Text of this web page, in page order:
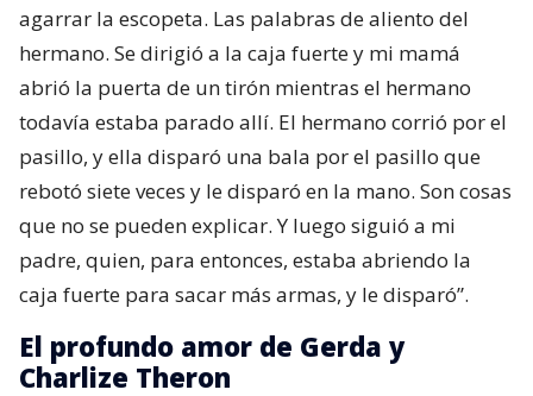
agarrar la escopeta. Las palabras de aliento del
hermano. Se dirigió a la caja fuerte y mi mamá
abrió la puerta de un tirón mientras el hermano
todavía estaba parado allí. El hermano corrió por el
pasillo, y ella disparó una bala por el pasillo que
rebotó siete veces y le disparó en la mano. Son cosas
que no se pueden explicar. Y luego siguió a mi
padre, quien, para entonces, estaba abriendo la
caja fuerte para sacar más armas, y le disparó”.
El profundo amor de Gerda y
Charlize Theron